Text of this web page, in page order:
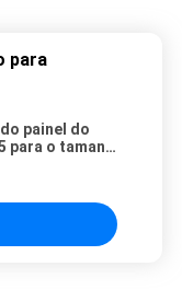
para
painel do
o tamanho